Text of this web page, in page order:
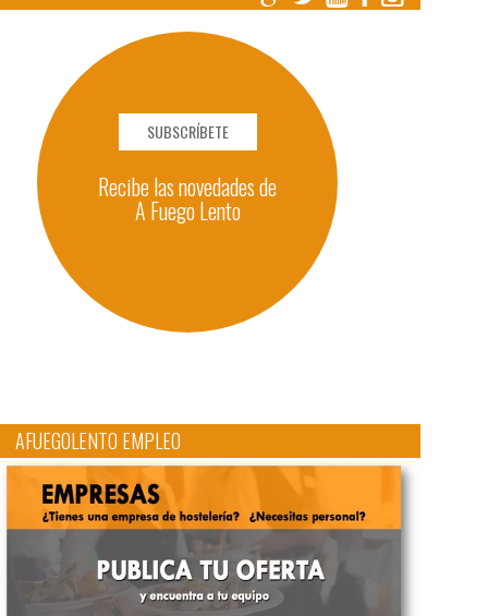
SUBSCRÍBETE
Recibe las novedades de
A Fuego Lento
AFUEGOLENTO EMPLEO